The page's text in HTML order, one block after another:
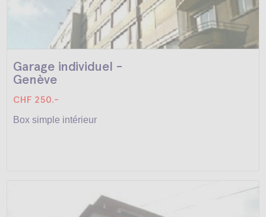
Garage individuel -
Genève
CHF 250.-
Box simple intérieur